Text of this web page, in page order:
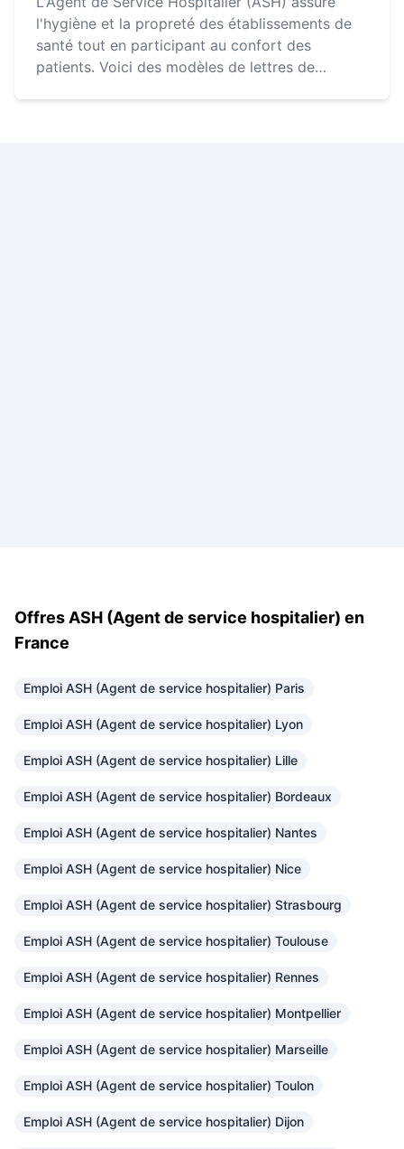
l'hygiène et la propreté des établissements de
santé tout en participant au confort des
patients. Voici des modèles de lettres de
Offres ASH (Agent de service hospitalier) en
France
Emploi ASH (Agent de service hospitalier) Paris
Emploi ASH (Agent de service hospitalier) Lyon
Emploi ASH (Agent de service hospitalier) Lille
Emploi ASH (Agent de service hospitalier) Bordeaux
Emploi ASH (Agent de service hospitalier) Nantes
Emploi ASH (Agent de service hospitalier) Nice
Emploi ASH (Agent de service hospitalier) Strasbourg
Emploi ASH (Agent de service hospitalier) Toulouse
Emploi ASH (Agent de service hospitalier) Rennes
Emploi ASH (Agent de service hospitalier) Montpellier
Emploi ASH (Agent de service hospitalier) Marseille
Emploi ASH (Agent de service hospitalier) Toulon
Emploi ASH (Agent de service hospitalier) Dijon